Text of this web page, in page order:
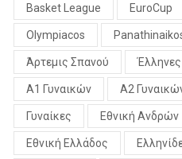
Basket League EuroCup
Olympiacos
Άρτεμις Σπανού
Α1 Γυναικών Α2
Γυναίκες Εθνική Ανδρών
Εθνική Ελλάδος